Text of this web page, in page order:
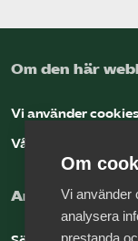
Om den här
Vi använder
Vår
Arbeta hos
Om
Vi använder
analysera
prestanda